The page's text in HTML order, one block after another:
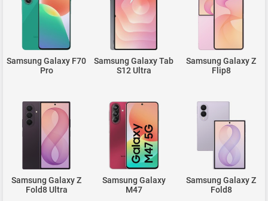
Samsung Galaxy F70
Pro
Samsung Galaxy Tab
S12 Ultra
Samsung Galaxy Z
Flip8
Samsung Galaxy Z
Fold8 Ultra
Samsung Galaxy
M47
Samsung Galaxy Z
Fold8